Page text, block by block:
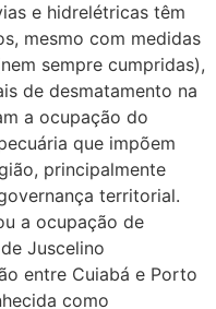
e hidrelétricas têm
mesmo com medidas
sempre cumpridas),
de desmatamento na
a ocupação do
que impõem
principalmente
territorial.
a ocupação de
Juscelino
entre Cuiabá e Porto
como